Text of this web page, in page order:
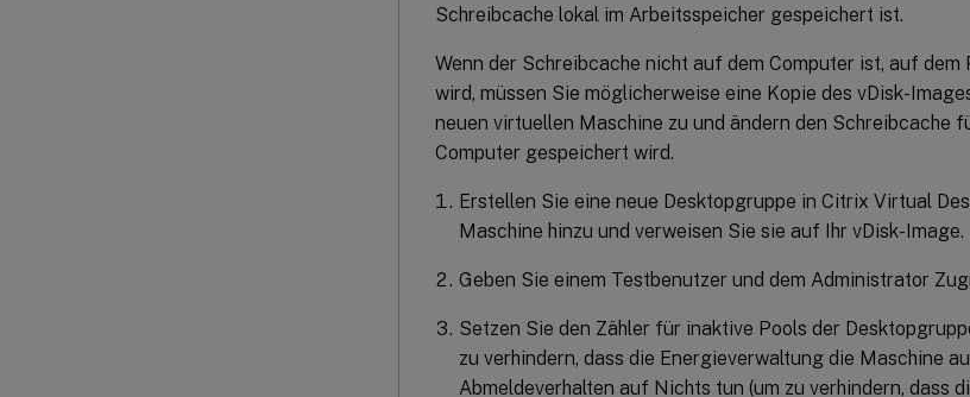
Schreibcache lokal im Arbeitsspeicher gespeichert ist.
Wenn der Schreibcache nicht auf dem Computer ist, auf
wird, müssen Sie möglicherweise eine Kopie des vDisk-
neuen virtuellen Maschine zu und ändern den Schreibcache
Computer gespeichert wird.
Erstellen Sie eine neue Desktopgruppe in Citrix Virtual
Maschine hinzu und verweisen Sie sie auf Ihr vDisk-Image.
Geben Sie einem Testbenutzer und dem Administrator
Setzen Sie den Zähler für inaktive Pools der
zu verhindern, dass die Energieverwaltung die Maschine
Abmeldeverhalten auf Nichts tun (um zu verhindern, dass